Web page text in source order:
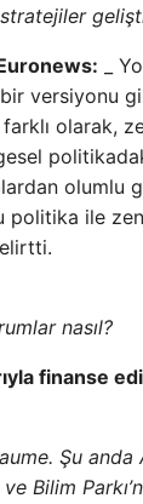
_
versiyonu
farklı olarak,
olumlu
politika ile
nasıl?
finanse
Şu anda
Bilim